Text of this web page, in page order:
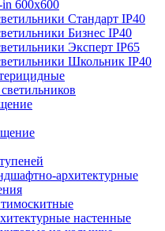
600x600
Стандарт IP40
Бизнес IP40
Эксперт IP65
Школьник IP40
архитектурные
настенные